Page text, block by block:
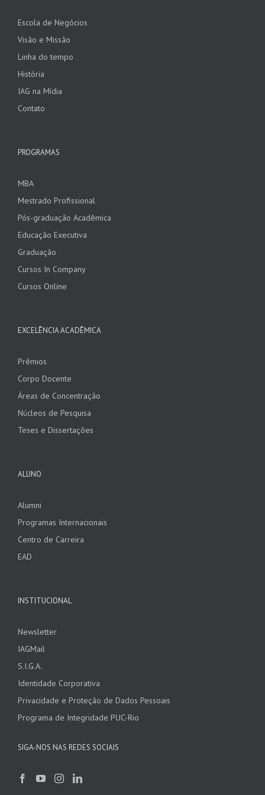
Escola de Negócios
Visão e Missão
Linha do tempo
História
IAG na Mídia
Contato
PROGRAMAS
MBA
Mestrado Profissional
Pós-graduação Acadêmica
Educação Executiva
Graduação
Cursos In Company
Cursos Online
EXCELÊNCIA ACADÊMICA
Prêmios
Corpo Docente
Áreas de Concentração
Núcleos de Pesquisa
Teses e Dissertações
ALUNO
Alumni
Programas Internacionais
Centro de Carreira
EAD
INSTITUCIONAL
Newsletter
IAGMail
S.I.G.A.
Identidade Corporativa
Privacidade e Proteção de Dados Pessoais
Programa de Integridade PUC-Rio
SIGA-NOS NAS REDES SOCIAIS